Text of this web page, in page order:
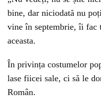
bine, dar niciodată nu
vine în septembrie, îi fac
aceasta.
În privința costumelor
lase fiicei sale, ci să le
Român.